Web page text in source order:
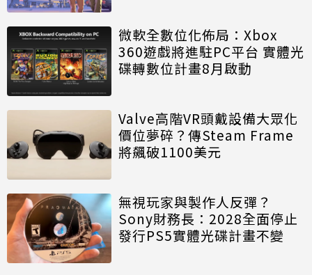
微軟全數位化佈局：Xbox
360遊戲將進駐PC平台 實體光
碟轉數位計畫8月啟動
Valve高階VR頭戴設備大眾化
價位夢碎？傳Steam Frame
將飆破1100美元
無視玩家與製作人反彈？
Sony財務長：2028全面停止
發行PS5實體光碟計畫不變